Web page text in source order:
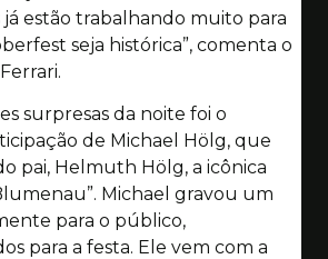
já estão trabalhando muito para
seja histórica”, comenta o
surpresas da noite foi o
de Michael Hölg, que
pai, Helmuth Hölg, a icônica
Michael gravou um
para o público,
para a festa. Ele vem com a